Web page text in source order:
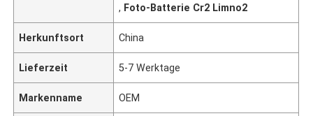
, Foto-Batterie Cr2 Limno2
Herkunftsort China
Lieferzeit 5-7 Werktage
Markenname OEM